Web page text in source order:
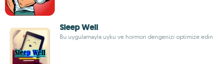
Sleep Well
Bu uygulamayla uyku ve hormon dengenizi optimize edin